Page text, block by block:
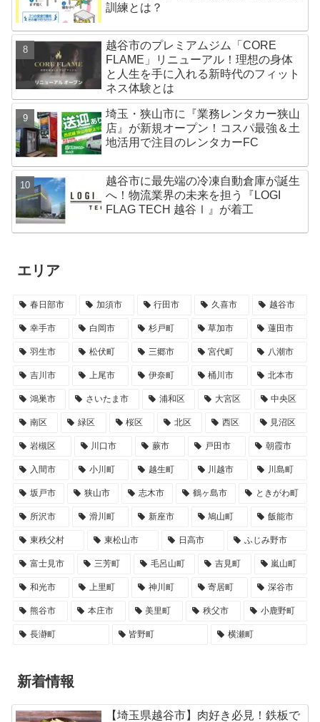
訓練とは？
越谷市のプレミアムジム「CORE
FLAME」リニューアル！理想の身体
と人生を手に入れる新時代のフィット
ネス体験とは
埼玉・狭山市に『業務レンタカー狭山
店』が新規オープン！コスパ最強＆土
地活用で注目のレンタカーFC
越谷市に最先端の冷凍自動倉庫が誕生
へ！物流業界の未来を担う『LOGI
FLAG TECH 越谷Ⅰ』が着工
エリア
春日部市 加須市 行田市 久喜市 越谷市
幸手市 白岡市 杉戸町 草加市 蓮田市
羽生市 松伏町 三郷市 宮代町 八潮市
吉川市 上尾市 伊奈町 桶川市 北本市
鴻巣市 さいたま市 浦和区 大宮区 中央区
南区 緑区 桜区 北区 西区 見沼区
岩槻区 川口市 蕨市 戸田市 朝霞市
入間市 小川町 越生町 川越市 川島町
坂戸市 狭山市 志木市 鶴ヶ島市 ときがわ町
所沢市 滑川町 新座市 鳩山町 飯能市
東秩父村 東松山市 日高市 ふじみ野市
富士見市 三芳町 毛呂山町 吉見町 嵐山町
和光市 上里町 神川町 寄居町 深谷市
熊谷市 本庄市 美里町 秩父市 小鹿野町
長瀞町 皆野町 横瀬町
新着情報
【埼玉県越谷市】肉好き必見！鉄板で